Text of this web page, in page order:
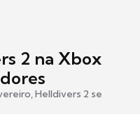
2 na Xbox
Helldivers 2 se